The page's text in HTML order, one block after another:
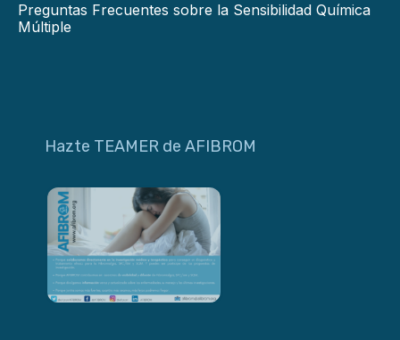
Preguntas Frecuentes sobre la Sensibilidad Química
Múltiple
Hazte TEAMER de AFIBROM